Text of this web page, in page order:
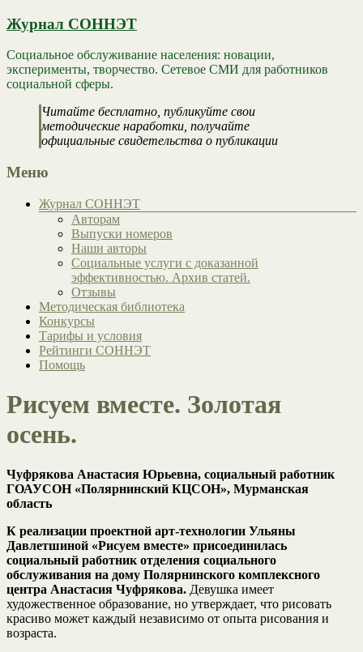
Журнал СОННЭТ
Социальное обслуживание населения: новации,
эксперименты, творчество. Сетевое СМИ для работников
социальной сферы.
Читайте бесплатно, публикуйте свои
методические наработки, получайте
официальные свидетельства о публикации
Меню
Журнал СОННЭТ
Авторам
Выпуски номеров
Наши авторы
Социальные услуги с доказанной
эффективностью. Архив статей.
Отзывы
Методическая библиотека
Конкурсы
Тарифы и условия
Рейтинги СОННЭТ
Помощь
Рисуем вместе. Золотая
осень.
Чуфрякова Анастасия Юрьевна, социальный работник
ГОАУСОН «Полярнинский КЦСОН», Мурманская
область
К реализации проектной арт-технологии Ульяны
Давлетшиной «Рисуем вместе» присоединилась
социальный работник отделения социального
обслуживания на дому Полярнинского комплексного
центра Анастасия Чуфрякова. Девушка имеет
художественное образование, но утверждает, что рисовать
красиво может каждый независимо от опыта рисования и
возраста.